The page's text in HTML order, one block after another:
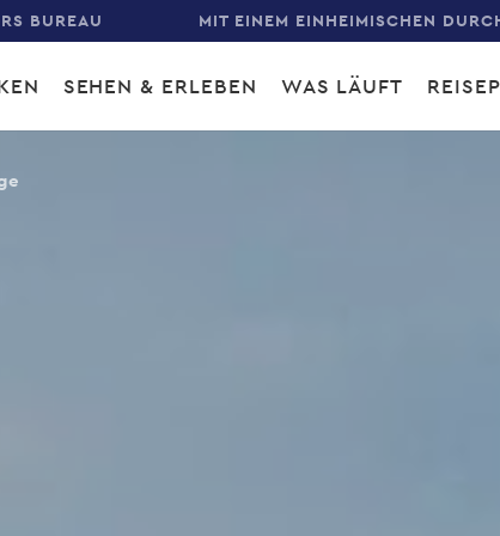
BUREAU MIT EINEM EINHEIMISCHEN
SEHEN & ERLEBEN WAS LÄUFT